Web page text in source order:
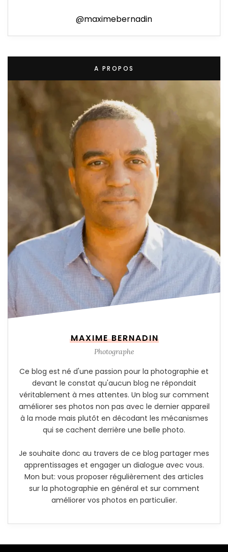
@maximebernadin
A PROPOS
MAXIME BERNADIN
Photographe
Ce blog est né d'une passion pour la photographie et
devant le constat qu'aucun blog ne répondait
véritablement à mes attentes. Un blog sur comment
améliorer ses photos non pas avec le dernier appareil
à la mode mais plutôt en décodant les mécanismes
qui se cachent derrière une belle photo.
Je souhaite donc au travers de ce blog partager mes
apprentissages et engager un dialogue avec vous.
Mon but: vous proposer régulièrement des articles
sur la photographie en général et sur comment
améliorer vos photos en particulier.